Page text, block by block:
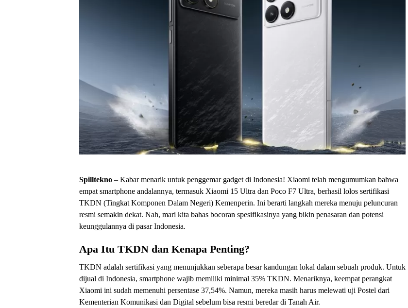
Spilltekno – Kabar menarik untuk penggemar gadget di Indonesia! Xiaomi telah mengumumkan bahwa
empat smartphone andalannya, termasuk Xiaomi 15 Ultra dan Poco F7 Ultra, berhasil lolos sertifikasi
TKDN (Tingkat Komponen Dalam Negeri) Kemenperin. Ini berarti langkah mereka menuju peluncuran
resmi semakin dekat. Nah, mari kita bahas bocoran spesifikasinya yang bikin penasaran dan potensi
keunggulannya di pasar Indonesia.
Apa Itu TKDN dan Kenapa Penting?
TKDN adalah sertifikasi yang menunjukkan seberapa besar kandungan lokal dalam sebuah produk. Untuk
dijual di Indonesia, smartphone wajib memiliki minimal 35% TKDN. Menariknya, keempat perangkat
Xiaomi ini sudah memenuhi persentase 37,54%. Namun, mereka masih harus melewati uji Postel dari
Kementerian Komunikasi dan Digital sebelum bisa resmi beredar di Tanah Air.